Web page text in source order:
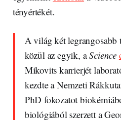
tényértékét.
A világ két legrangosabb
közül az egyik, aScience
Mikovits karrierjét
kezdte a Nemzeti
PhD fokozatot
biológiából szerzett a